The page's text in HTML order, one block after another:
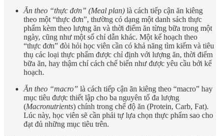
Ăn theo “thực đơn” (Meal plan) là cách tiếp cận ăn kiêng
theo một “thực đơn”, thường có dạng một danh sách thực
phẩm kèm theo lượng ăn và thời điểm ăn từng bữa trong một
ngày, cũng như một số chỉ dẫn khác. Một kế hoạch theo
“thực đơn” đòi hỏi học viên cần có khả năng tìm kiếm và tiêu
thụ các loại thực phẩm được chỉ định với lượng ăn, thời điểm
bữa ăn, hay thậm chí cách chế biến như được yêu cầu bởi kế
hoạch.
Ăn theo “macro” là cách tiếp cận ăn kiêng theo “macro” hay
mục tiêu được thiết lập cho ba nguyên tố đa lượng
(Macronutrients) chính trong chế độ ăn (Protein, Carb, Fat).
Lúc này, học viên sẽ cần phải tự lựa chọn thực phẩm sao cho
đạt đủ những mục tiêu trên.